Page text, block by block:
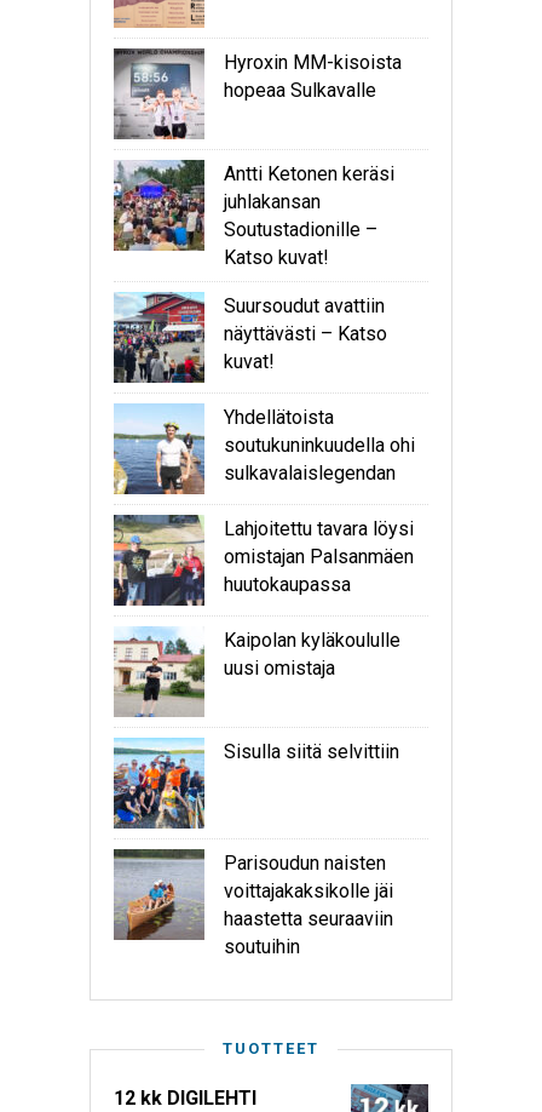
Hyroxin MM-kisoista
hopeaa Sulkavalle
Antti Ketonen keräsi
juhlakansan
Soutustadionille –
Katso kuvat!
Suursoudut avattiin
näyttävästi – Katso
kuvat!
Yhdellätoista
soutukuninkuudella ohi
sulkavalaislegendan
Lahjoitettu tavara löysi
omistajan Palsanmäen
huutokaupassa
Kaipolan kyläkoululle
uusi omistaja
Sisulla siitä selvittiin
Parisoudun naisten
voittajakaksikolle jäi
haastetta seuraaviin
soutuihin
TUOTTEET
12 kk DIGILEHTI